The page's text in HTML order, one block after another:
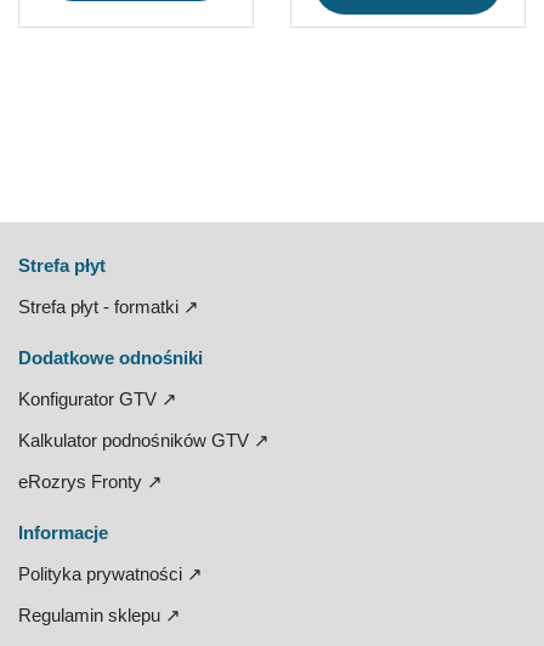
Strefa płyt
Strefa płyt - formatki ↗
Dodatkowe odnośniki
Konfigurator GTV ↗
Kalkulator podnośników GTV ↗
eRozrys Fronty ↗
Informacje
Polityka prywatności ↗
Regulamin sklepu ↗